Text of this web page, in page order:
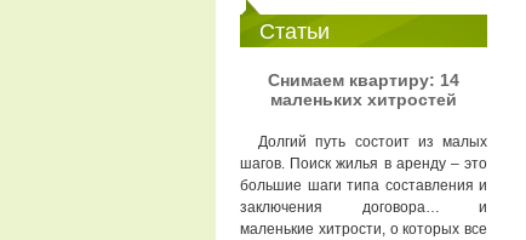
Статьи
Снимаем квартиру: 14
маленьких хитростей
Долгий путь состоит из малых
шагов. Поиск жилья в аренду – это
большие шаги типа составления и
заключения договора… и
маленькие хитрости, о которых все